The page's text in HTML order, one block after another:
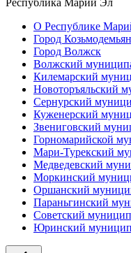
О Республике
Город
Город Волжск
Волжский
Килемарский
Новоторъяльский
Сернурский
Куженерский
Звениговский
Горномарийской
Мари-Турекский
Медведевский
Моркинский
Оршанский
Параньгинский
Советский
Юринский